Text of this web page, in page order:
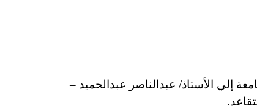
إلي الأستاذ/ عبدالناصر عبدالحميد –